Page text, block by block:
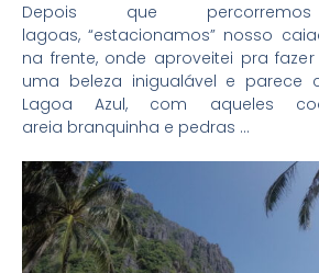
Depois que
lagoas, “estacionamos” nosso
na frente, onde aproveitei pra fazer
uma beleza inigualável e parece
Lagoa Azul, com aqueles
areia branquinha e pedras …